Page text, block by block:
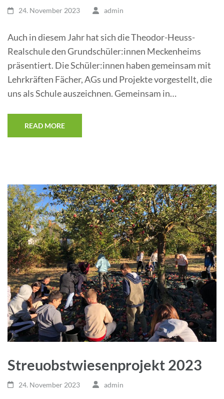
24. November 2023 admin
Auch in diesem Jahr hat sich die Theodor-Heuss-
Realschule den Grundschüler:innen Meckenheims
präsentiert. Die Schüler:innen haben gemeinsam mit
Lehrkräften Fächer, AGs und Projekte vorgestellt, die
uns als Schule auszeichnen. Gemeinsam in…
READ MORE
Streuobstwiesenprojekt 2023
24. November 2023 admin